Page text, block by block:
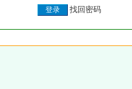
找回密码